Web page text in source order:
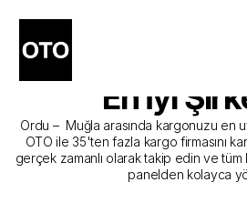
Ordu - Muğla
Gönderim
En İyi
Ordu –  Muğla arasında kargonuzu en
OTO ile 35'ten fazla kargo firmasını
gerçek zamanlı olarak takip edin ve
panelden kolayca